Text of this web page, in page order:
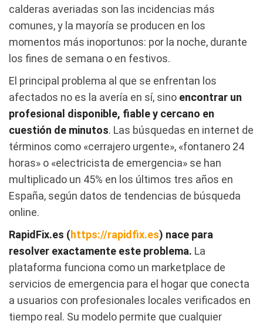
calderas averiadas son las incidencias más
comunes, y la mayoría se producen en los
momentos más inoportunos: por la noche, durante
los fines de semana o en festivos.
El principal problema al que se enfrentan los
afectados no es la avería en sí, sino encontrar un
profesional disponible, fiable y cercano en
cuestión de minutos. Las búsquedas en internet de
términos como «cerrajero urgente», «fontanero 24
horas» o «electricista de emergencia» se han
multiplicado un 45% en los últimos tres años en
España, según datos de tendencias de búsqueda
online.
RapidFix.es (https://rapidfix.es) nace para
resolver exactamente este problema. La
plataforma funciona como un marketplace de
servicios de emergencia para el hogar que conecta
a usuarios con profesionales locales verificados en
tiempo real. Su modelo permite que cualquier